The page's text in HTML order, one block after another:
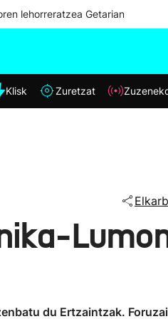
lehorreratzea Getarian
Klisk Zuretzat
du Ertzaintzak.